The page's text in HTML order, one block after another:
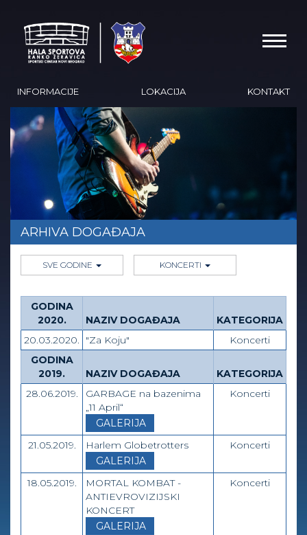
INFORMACIJE LOKACIJA KONTAKT
ARHIVA DOGAĐAJA
SVE GODINE KONCERTI
GODINA
2020.
NAZIV DOGAĐAJA
KATEGORIJA
20.03.2020.
"Za Koju"
Koncerti
GODINA
2019.
NAZIV DOGAĐAJA
KATEGORIJA
28.06.2019.
GARBAGE na bazenima
„11 April“
GALERIJA
Koncerti
21.05.2019.
Harlem Globetrotters
GALERIJA
Koncerti
18.05.2019.
MORTAL KOMBAT -
ANTIEVROVIZIJSKI
KONCERT
GALERIJA
Koncerti